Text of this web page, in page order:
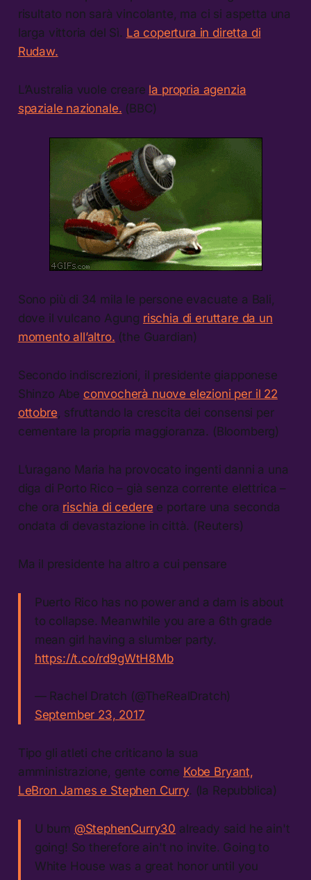
risultato non sarà vincolante, ma ci si aspetta una
larga vittoria del Sì. La copertura in diretta di
Rudaw.
L’Australia vuole creare la propria agenzia
spaziale nazionale. (BBC)
Sono più di 34 mila le persone evacuate a Bali,
dove il vulcano Agung rischia di eruttare da un
momento all’altro. (the Guardian)
Secondo indiscrezioni, il presidente giapponese
Shinzo Abe convocherà nuove elezioni per il 22
ottobre , sfruttando la crescita dei consensi per
cementare la propria maggioranza. (Bloomberg)
L’uragano Maria ha provocato ingenti danni a una
diga di Porto Rico – già senza corrente elettrica –
che ora rischia di cedere e portare una seconda
ondata di devastazione in città. (Reuters)
Ma il presidente ha altro a cui pensare
Puerto Rico has no power and a dam is about
to collapse. Meanwhile you are a 6th grade
mean girl having a slumber party.
https://t.co/rd9gWtH8Mb
— Rachel Dratch (@TheRealDratch)
September 23, 2017
Tipo gli atleti che criticano la sua
amministrazione, gente come Kobe Bryant,
LeBron James e Stephen Curry. (la Repubblica)
U bum @StephenCurry30 already said he ain't
going! So therefore ain't no invite. Going to
White House was a great honor until you